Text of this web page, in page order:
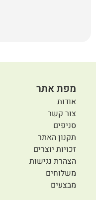
מפת אתר
אודות
צור קשר
סניפים
תקנון האתר
זכויות יוצרים
הצהרת נגישות
משלוחים
מבצעים